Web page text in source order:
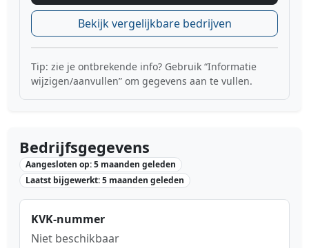
Bekijk vergelijkbare bedrijven
Tip: zie je ontbrekende info? Gebruik “Informatie
wijzigen/aanvullen” om gegevens aan te vullen.
Bedrijfsgegevens
Aangesloten op: 5 maanden geleden
Laatst bijgewerkt: 5 maanden geleden
KVK-nummer
Niet beschikbaar